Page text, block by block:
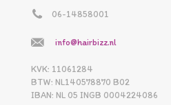
06-14858001
info@hairbizz.nl
KVK: 11061284
BTW: NL140578870 B02
IBAN: NL 05 INGB 0004224086